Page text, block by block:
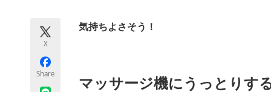
X
Share
気持ちよさそう！
マッサージ機にうっとりす